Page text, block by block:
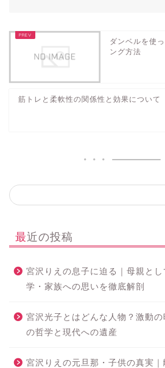
ダンベルを使
ング方法
筋トレと柔軟性の関係性と効果について
最近の投稿
宮沢りえの息子に迫る｜母親と
学・家族への思いを徹底解剖
宮沢光子とはどんな人物？激動
の哲学と現代への遺産
宮沢りえの元旦那・子供の真実